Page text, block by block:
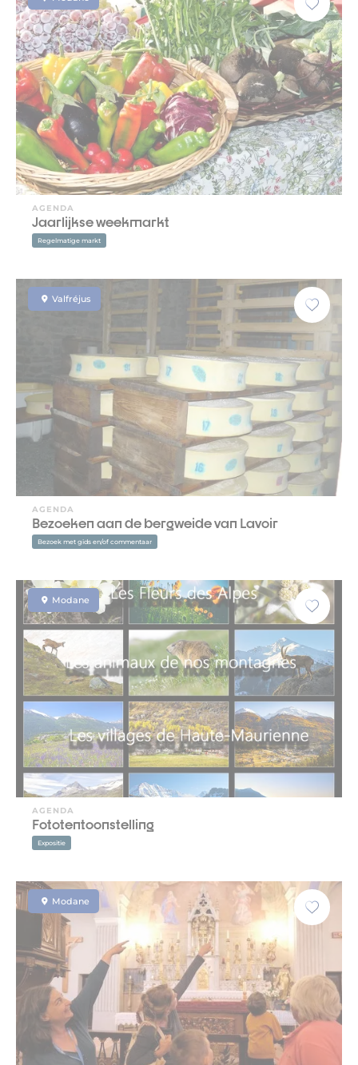
AGENDA
Jaarlijkse weekmarkt
Regelmatige markt
Valfréjus
AGENDA
Bezoeken aan de bergweide van Lavoir
Bezoek met gids en/of commentaar
Modane
AGENDA
Fototentoonstelling
Expositie
Modane